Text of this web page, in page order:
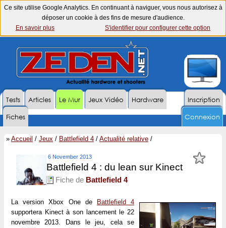
Ce site utilise Google Analytics. En continuant à naviguer, vous nous autorisez à
déposer un cookie à des fins de mesure d'audience.
En savoir plus
S'identifier pour configurer cette option
Inscription
Tests Articles Le Mur Jeux Vidéo
Hardware
Fiches
Connexion
» Accueil / Jeux / Battlefield 4 / Actualité relative /
6 November 2013
Battlefield 4 : du lean sur Kinect
Fiche de Battlefield 4
La version Xbox One de
Battlefield 4
supportera Kinect à son lancement le 22
novembre 2013. Dans le jeu, cela se